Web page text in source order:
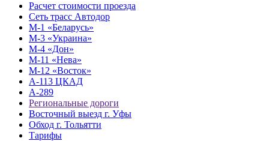
Расчет стоимости проезда
Сеть трасс Автодор
М-1 «Беларусь»
М-3 «Украина»
М-4 «Дон»
М-11 «Нева»
М-12 «Восток»
А-113 ЦКАД
А-289
Региональные дороги
Восточный выезд г. Уфы
Обход г. Тольятти
Тарифы